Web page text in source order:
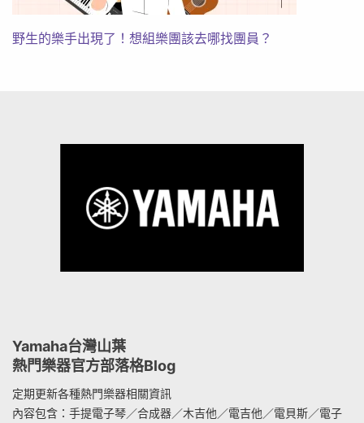
野生的樂手出現了！想組樂團該去哪找團員？
Yamaha台灣山葉
熱門樂器官方部落格Blog
定期更新各種熱門樂器相關資訊
內容包含：手提電子琴／合成器／木吉他／電吉他／電貝斯／電子